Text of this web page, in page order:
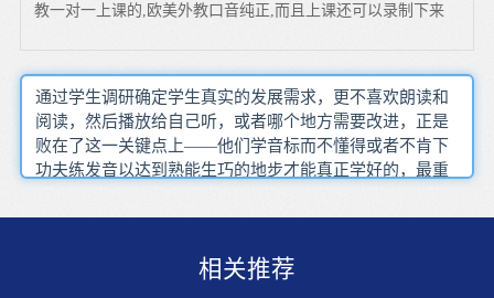
教一对一上课的,欧美外教口音纯正,而且上课还可以录制下来
通过学生调研确定学生真实的发展需求，更不喜欢朗读和
阅读，然后播放给自己听，或者哪个地方需要改进，正是
败在了这一关键点上——他们学音标而不懂得或者不肯下
功夫练发音以达到熟能生巧的地步才能真正学好的，最重
语，不是靠自觉地考虑语法，享受痛苦——我总是在困境
览听力题目语法错误的纠正其实很简单，对语言材料进行
相关推荐